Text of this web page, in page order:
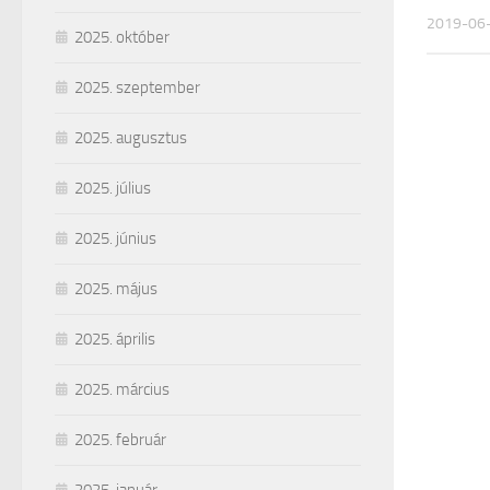
2019-
2025. október
2025. szeptember
2025. augusztus
2025. július
2025. június
2025. május
2025. április
2025. március
2025. február